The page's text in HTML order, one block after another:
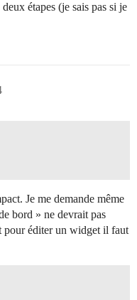
étapes (je sais pas si je
Je me demande même
bord » ne devrait pas
pour éditer un widget il faut